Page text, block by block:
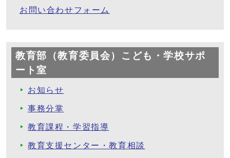
お問い合わせフォーム
教育部（教育委員会）こども・学校サポ
ート室
お知らせ
事務分掌
教育課程・学習指導
教育支援センター・教育相談